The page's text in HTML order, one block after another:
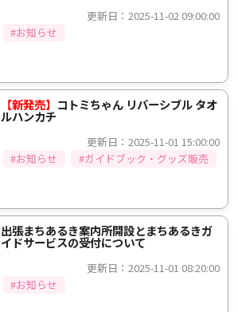
更新日：2025-11-02 09:00:00
#お知らせ
【新発売】 コトミちゃん リバーシブル タオ
ルハンカチ
更新日：2025-11-01 15:00:00
#お知らせ
#ガイドブック・グッズ販売
出張まちあるき案内所開設とまちあるきガ
イドサービスの受付について
更新日：2025-11-01 08:20:00
#お知らせ